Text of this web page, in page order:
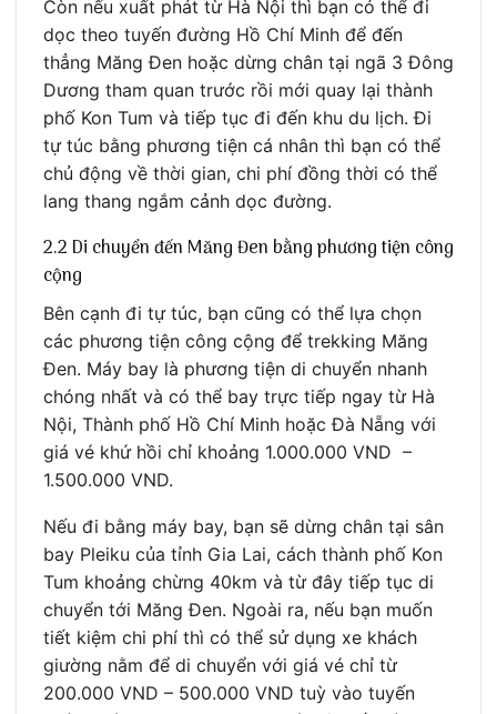
Còn nếu xuất phát từ Hà Nội thì bạn có thể đi
dọc theo tuyến đường Hồ Chí Minh để đến
thẳng Măng Đen hoặc dừng chân tại ngã 3 Đông
Dương tham quan trước rồi mới quay lại thành
phố Kon Tum và tiếp tục đi đến khu du lịch. Đi
tự túc bằng phương tiện cá nhân thì bạn có thể
chủ động về thời gian, chi phí đồng thời có thể
lang thang ngắm cảnh dọc đường.
2.2 Di chuyển đến Măng Đen bằng phương tiện công
cộng
Bên cạnh đi tự túc, bạn cũng có thể lựa chọn
các phương tiện công cộng để trekking Măng
Đen. Máy bay là phương tiện di chuyển nhanh
chóng nhất và có thể bay trực tiếp ngay từ Hà
Nội, Thành phố Hồ Chí Minh hoặc Đà Nẵng với
giá vé khứ hồi chỉ khoảng 1.000.000 VND –
1.500.000 VND.
Nếu đi bằng máy bay, bạn sẽ dừng chân tại sân
bay Pleiku của tỉnh Gia Lai, cách thành phố Kon
Tum khoảng chừng 40km và từ đây tiếp tục di
chuyển tới Măng Đen. Ngoài ra, nếu bạn muốn
tiết kiệm chi phí thì có thể sử dụng xe khách
giường nằm để di chuyển với giá vé chỉ từ
200.000 VND – 500.000 VND tuỳ vào tuyến